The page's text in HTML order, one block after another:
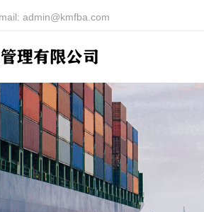
admin@kmfba.com